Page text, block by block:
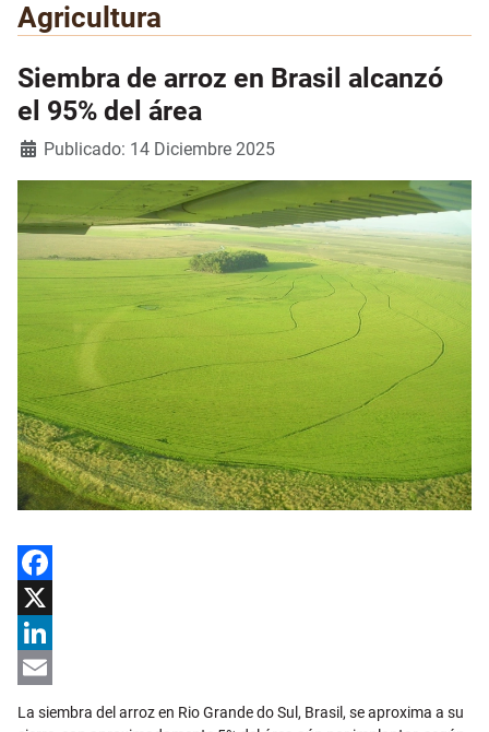
Agricultura
Siembra de arroz en Brasil alcanzó
el 95% del área
Detalles
Publicado: 14 Diciembre 2025
Facebook
X
LinkedIn
Email
La siembra del arroz en Rio Grande do Sul, Brasil, se aproxima a su